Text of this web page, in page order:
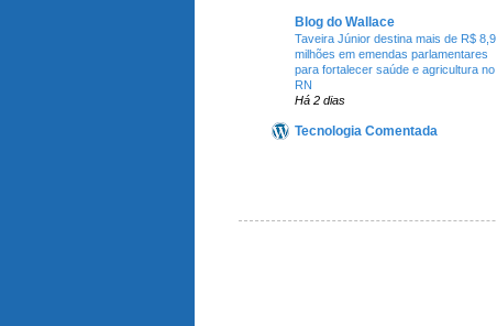
Blog do Wallace
Taveira Júnior destina mais de R$ 8,9
milhões em emendas parlamentares
para fortalecer saúde e agricultura no
RN
Há 2 dias
Tecnologia Comentada